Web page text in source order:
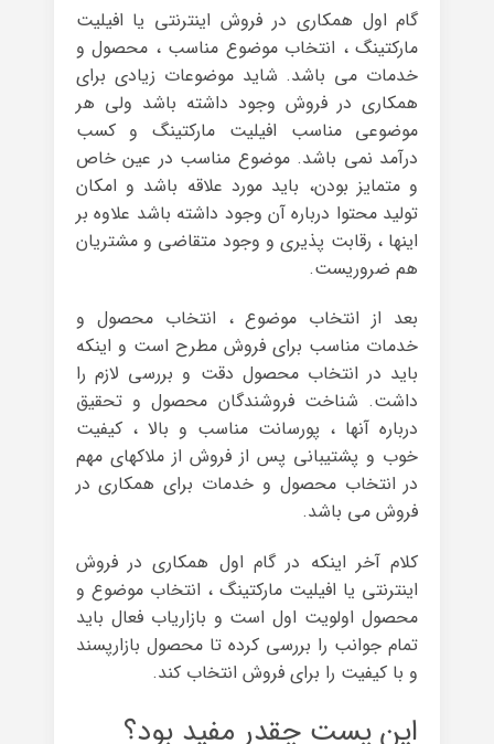
گام اول همکاری در فروش اینترنتی یا افیلیت
مارکتینگ ، انتخاب موضوع مناسب ، محصول و
خدمات می باشد. شاید موضوعات زیادی برای
همکاری در فروش وجود داشته باشد ولی هر
موضوعی مناسب افیلیت مارکتینگ و کسب
درآمد نمی باشد. موضوع مناسب در عین خاص
و متمایز بودن، باید مورد علاقه باشد و امکان
تولید محتوا درباره آن وجود داشته باشد علاوه بر
اینها ، رقابت پذیری و وجود متقاضی و مشتریان
هم ضروریست.
بعد از انتخاب موضوع ، انتخاب محصول و
خدمات مناسب برای فروش مطرح است و اینکه
باید در انتخاب محصول دقت و بررسی لازم را
داشت. شناخت فروشندگان محصول و تحقیق
درباره آنها ، پورسانت مناسب و بالا ، کیفیت
خوب و پشتیبانی پس از فروش از ملاکهای مهم
در انتخاب محصول و خدمات برای همکاری در
فروش می باشد.
کلام آخر اینکه در گام اول همکاری در فروش
اینترنتی یا افیلیت مارکتینگ ، انتخاب موضوع و
محصول اولویت اول است و بازاریاب فعال باید
تمام جوانب را بررسی کرده تا محصول بازارپسند
و با کیفیت را برای فروش انتخاب کند.
این پست چقدر مفید بود؟